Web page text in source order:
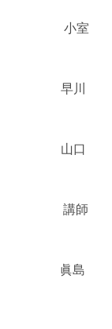
療法 小室
治療 早川
子 山口
講師
島